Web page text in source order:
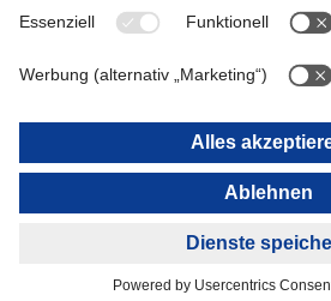
OCEANIA